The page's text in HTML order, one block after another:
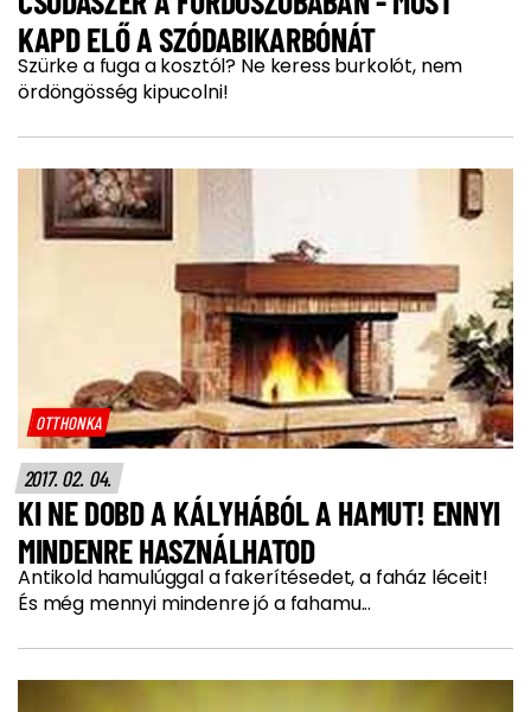
KAPD ELŐ A SZÓDABIKARBÓNÁT
Szürke a fuga a kosztól? Ne keress burkolót, nem
ördöngösség kipucolni!
OTTHONKA
2017. 02. 04.
KI NE DOBD A KÁLYHÁBÓL A HAMUT! ENNYI
MINDENRE HASZNÁLHATOD
Antikold hamulúggal a fakerítésedet, a faház léceit!
És még mennyi mindenre jó a fahamu...